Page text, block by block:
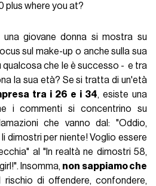
plus where you at?
giovane donna si mostra su
sul make-up o anche sulla sua
qualcosa che le è successo - e tra
la sua età? Se si tratta di un'età
tra i 26 e i 34, esiste una
i commenti si concentrino su
che vanno dal: "Oddio,
dimostri per niente! Voglio essere
al "In realtà ne dimostri 58,
Insomma, non sappiamo che
rischio di offendere, confondere,